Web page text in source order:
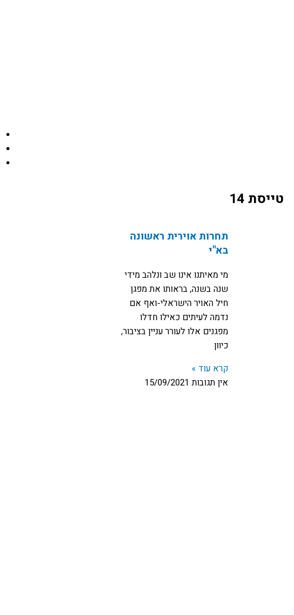
טייסת 14
תחרות אוירית ראשונה
בא"י
מי מאיתנו אינו שב ונלהב מידי
שנה בשנה, בראותו את מפגן
חיל האויר הישראלי-ואף אם
נדמה לעיתים כאילו חדלו
מפגנים אלו לעורר עניין בציבור,
כיוון
קרא עוד »
אין תגובות 15/09/2021